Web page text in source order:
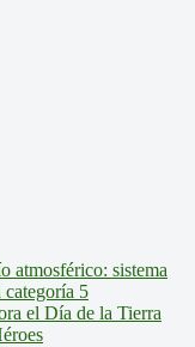
atmosférico: sistema
categoría 5
el Día de la Tierra